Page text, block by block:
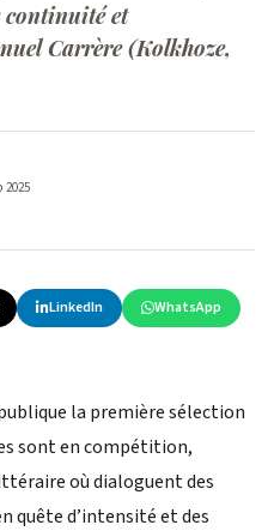
continuité et
Carrère (Kolkhoze,
2025
LinkedIn WhatsApp
la première sélection
sont en compétition,
où dialoguent des
quête d’intensité et des